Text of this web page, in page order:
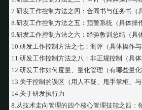
7.研发工作控制方法之四：合同书与任务书（
8.研发工作控制方法之五：预警系统（具体操
9.研发工作控制方法之六：经验教训总结（具
10.研发工作控制方法之七：测评（具体操作与
11.研发工作控制方法之八：非正规控制（具体
12.研发工作如何度量、量化管理（有哪些量化
13.关于控制的误区（用人不疑、甩手掌柜、与
14.关于研发执行力
8.从技术走向管理的四个核心管理技能之四：